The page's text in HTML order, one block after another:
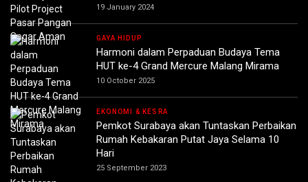
19 January 2024
GAYA HIDUP
Harmoni dalam Perpaduan Budaya Tema
HUT ke-4 Grand Mercure Malang Mirama
10 October 2025
EKONOMI & KESRA
Pemkot Surabaya akan Tuntaskan Perbaikan
Rumah Kebakaran Putat Jaya Selama 10
Hari
25 September 2023